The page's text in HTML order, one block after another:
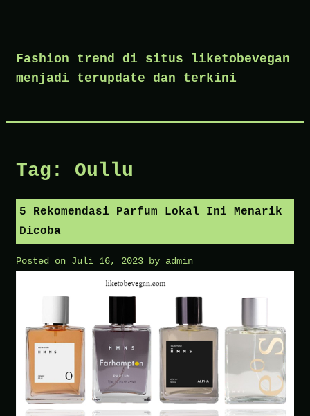
content
Fashion trend di situs liketobevegan
menjadi terupdate dan terkini
Tag: Oullu
5 Rekomendasi Parfum Lokal Ini Menarik
Dicoba
Posted on Juli 16, 2023 by admin